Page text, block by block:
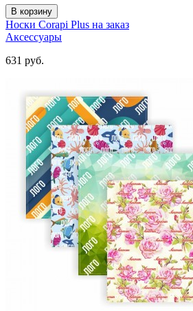
В корзину
Носки Corapi Plus на заказ
Аксессуары
631 руб.